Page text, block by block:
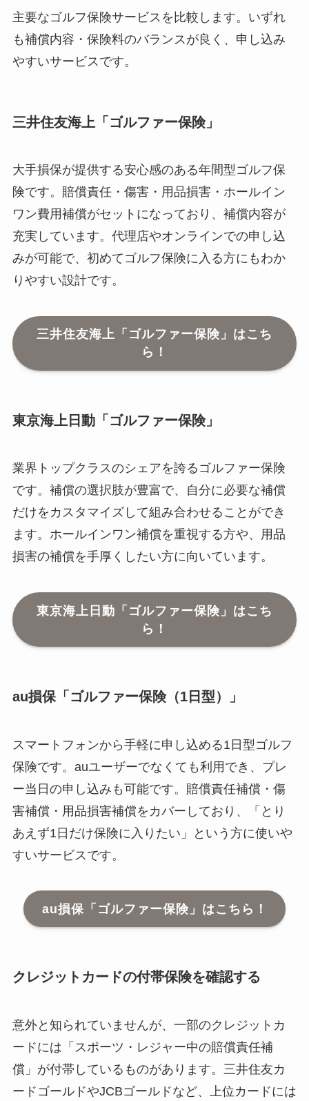
主要なゴルフ保険サービスを比較します。いずれ
も補償内容・保険料のバランスが良く、申し込み
やすいサービスです。
三井住友海上「ゴルファー保険」
大手損保が提供する安心感のある年間型ゴルフ保
険です。賠償責任・傷害・用品損害・ホールイン
ワン費用補償がセットになっており、補償内容が
充実しています。代理店やオンラインでの申し込
みが可能で、初めてゴルフ保険に入る方にもわか
りやすい設計です。
三井住友海上「ゴルファー保険」はこち
ら！
東京海上日動「ゴルファー保険」
業界トップクラスのシェアを誇るゴルファー保険
です。補償の選択肢が豊富で、自分に必要な補償
だけをカスタマイズして組み合わせることができ
ます。ホールインワン補償を重視する方や、用品
損害の補償を手厚くしたい方に向いています。
東京海上日動「ゴルファー保険」はこち
ら！
au損保「ゴルファー保険（1日型）」
スマートフォンから手軽に申し込める1日型ゴルフ
保険です。auユーザーでなくても利用でき、プレ
ー当日の申し込みも可能です。賠償責任補償・傷
害補償・用品損害補償をカバーしており、「とり
あえず1日だけ保険に入りたい」という方に使いや
すいサービスです。
au損保「ゴルファー保険」はこちら！
クレジットカードの付帯保険を確認する
意外と知られていませんが、一部のクレジットカ
ードには「スポーツ・レジャー中の賠償責任補
償」が付帯しているものがあります。三井住友カ
ードゴールドやJCBゴールドなど、上位カードには